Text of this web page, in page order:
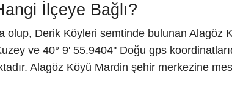
İlçeye Bağlı?
olup, Derik Köyleri semtinde bulunan Alagöz
ve 40° 9' 55.9404'' Doğu gps
Alagöz Köyü Mardin şehir merkezine